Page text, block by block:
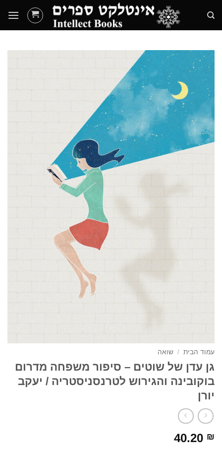
content
עמוד הבית / שואה
גן עדן של שוטים – סיפור משפחה מדרום
בוקובינה והגירוש לטרנסניסטריה / יעקב
יורן
40.20 ₪